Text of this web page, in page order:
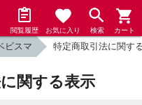
閲覧履歴 お気に入り 検索 カート
ビスマ 特定商取引法に関す
関する表示